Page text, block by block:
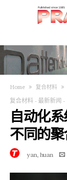
Home 复合材料
复合材料 - 最新新闻 -
自动化
不同的
yan, huan